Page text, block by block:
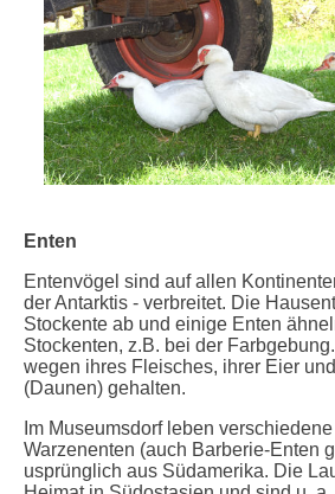
Enten
Entenvögel sind auf allen
der Antarktis - verbreitet. Die
Stockente ab und einige Enten
Stockenten, z.B. bei der
wegen ihres Fleisches, ihrer Eier
(Daunen) gehalten.
Im Museumsdorf leben
Warzenenten (auch Barberie-Enten
usprünglich aus Südamerika. Die